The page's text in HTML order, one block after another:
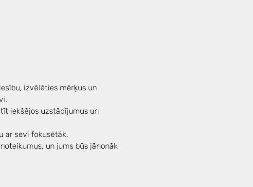
izvēlēties mērķus un
iekšējos uzstādījumus un
ar sevi fokusētāk.
un jums būs jānonāk